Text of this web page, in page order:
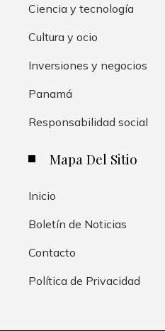
Ciencia y tecnología
Cultura y ocio
Inversiones y negocios
Panamá
Responsabilidad social
Mapa Del Sitio
Inicio
Boletín de Noticias
Contacto
Política de Privacidad